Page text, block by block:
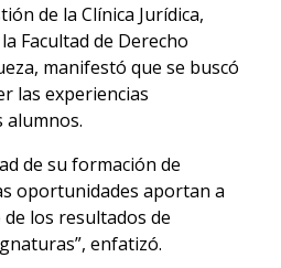
de la Clínica Jurídica,
Facultad de Derecho
manifestó que se buscó
las experiencias
alumnos.
de su formación de
oportunidades aportan a
los resultados de
enfatizó.